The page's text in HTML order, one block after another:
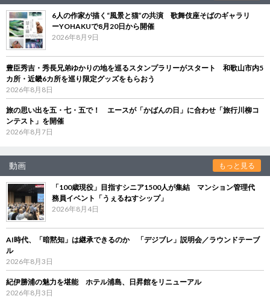
6人の作家が描く“風景と猫”の共演 歌舞伎座そばのギャラリ
ーYOHAKUで8月20日から開催
2026年8月9日
豊臣秀吉・秀長兄弟ゆかりの地を巡るスタンプラリーがスタート 和歌山市内5
カ所・近畿6カ所を巡り限定グッズをもらおう
2026年8月8日
旅の思い出を五・七・五で！ エースが「かばんの日」に合わせ「旅行川柳コ
ンテスト」を開催
2026年8月7日
動画 もっと見る
「100歳現役」目指すシニア1500人が集結 マンション管理代
務員イベント「うぇるねすシップ」
2026年8月4日
AI時代、「暗黙知」は継承できるのか 「デジブレ」説明会／ラウンドテーブ
ル
2026年8月3日
紀伊勝浦の魅力を堪能 ホテル浦島、日昇館をリニューアル
2026年8月3日